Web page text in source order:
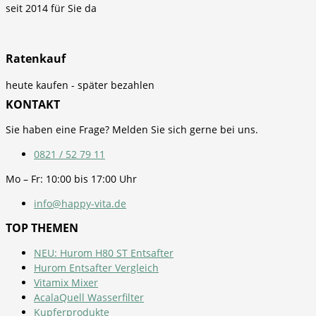
seit 2014 für Sie da
Ratenkauf
heute kaufen - später bezahlen
KONTAKT
Sie haben eine Frage? Melden Sie sich gerne bei uns.
0821 / 52 79 11
Mo – Fr: 10:00 bis 17:00 Uhr
info@happy-vita.de
TOP THEMEN
NEU: Hurom H80 ST Entsafter
Hurom Entsafter Vergleich
Vitamix Mixer
AcalaQuell Wasserfilter
Kupferprodukte